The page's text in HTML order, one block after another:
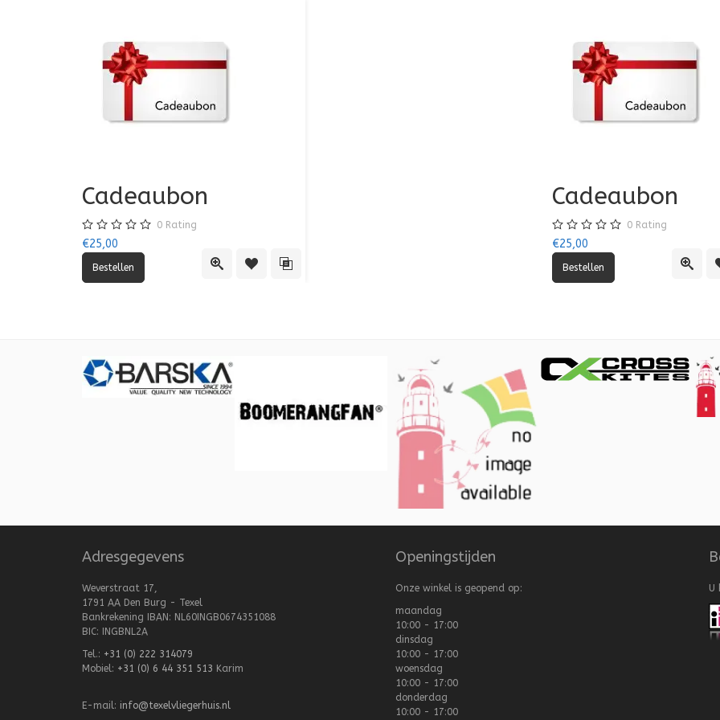
Quick ViewToevoegen aan verlanglijst
Toevoegen aan vergelijking
Cadeaubon
0 Rating
€25,00
Cadeaubon
0 Rating
€25,00
Adresgegevens
Weverstraat 17,
1791 AA Den Burg - Texel
Bankrekening IBAN: NL60INGB0674351088
BIC: INGBNL2A
Tel.: +31 (0) 222 314079
Mobiel: +31 (0) 6 44 351 513 Karim
E-mail: info@texelvliegerhuis.nl
Openingstijden
Onze winkel is geopend op:
maandag
10:00 - 17:00
dinsdag
10:00 - 17:00
woensdag
10:00 - 17:00
donderdag
10:00 - 17:00
U